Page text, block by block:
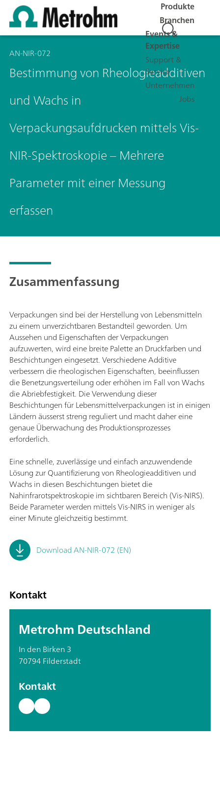
Produkte
Branchen
Events &
Expertise
Support &
Service
Unternehmen
Jobs
AN-NIR-072
Bestimmung von Rheologieadditiven
und Wachs in
Verpackungsaufdrucken mittels Vis-
NIR-Spektroskopie – Mehrere
Parameter mit einer Messung
erfassen
Zusammenfassung
Verpackungen sind bei der Herstellung von Lebensmitteln
zu einem unverzichtbaren Bestandteil geworden. Um
Aussehen und Eigenschaften der Verpackungen
aufzuwerten, wird eine breite Palette an Druckfarben und
Beschichtungen eingesetzt. Verschiedene Additive
verbessern die rheologischen Eigenschaften, beeinflussen
die Benetzungsverteilung oder erhöhen im Fall von Wachs
die Abriebfestigkeit. Die Verwendung dieser
Beschichtungen für Lebensmittelverpackungen ist in einigen
Ländern äusserst streng reguliert und macht daher eine
genaue Überwachung des Produktionsprozesses
erforderlich.
Eine schnelle, zuverlässige und einfach anzuwendende
Lösung zur Quantifizierung von Rheologieadditiven und
Wachs in diesen Beschichtungen bietet die
Nahinfrarotspektroskopie im sichtbaren Bereich (Vis-NIRS).
Beide Parameter werden mittels Vis-NIRS in weniger als
einer Minute gleichzeitig bestimmt.
Download AN-NIR-072 (EN)
Kontakt
Metrohm Deutschland
In den Birken 3
70794 Filderstadt
Kontakt